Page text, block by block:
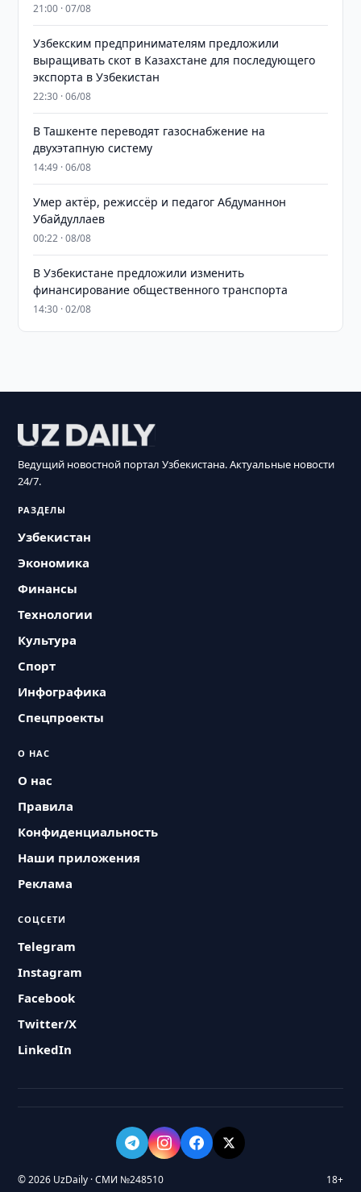
21:00 · 07/08
Узбекским предпринимателям предложили
выращивать скот в Казахстане для последующего
экспорта в Узбекистан
22:30 · 06/08
В Ташкенте переводят газоснабжение на
двухэтапную систему
14:49 · 06/08
Умер актёр, режиссёр и педагог Абдуманнон
Убайдуллаев
00:22 · 08/08
В Узбекистане предложили изменить
финансирование общественного транспорта
14:30 · 02/08
Ведущий новостной портал Узбекистана. Актуальные новости
24/7.
РАЗДЕЛЫ
Узбекистан
Экономика
Финансы
Технологии
Культура
Спорт
Инфографика
Спецпроекты
О НАС
О нас
Правила
Конфиденциальность
Наши приложения
Реклама
СОЦСЕТИ
Telegram
Instagram
Facebook
Twitter/X
LinkedIn
© 2026 UzDaily · СМИ №248510 18+